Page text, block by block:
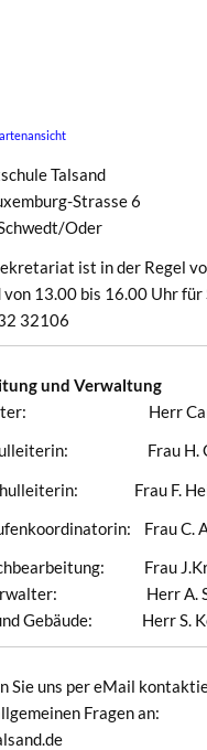
Talsand
Strasse 6
Oder
ist in der Regel
von 13.00 bis 16.00 Uhr für
32106
und Verwaltung
Herr Carl-
Frau H.
Frau F.
Frau C.
Frau
Herr A.
Gebäude: Herr S.
Sie uns per eMail
Fragen an: